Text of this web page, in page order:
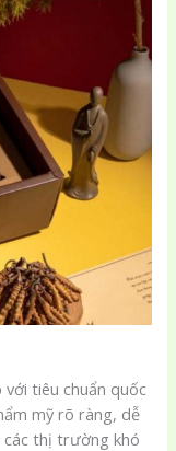
tiêu chuẩn quốc
mỹ rõ ràng, dễ
các thị trường khó